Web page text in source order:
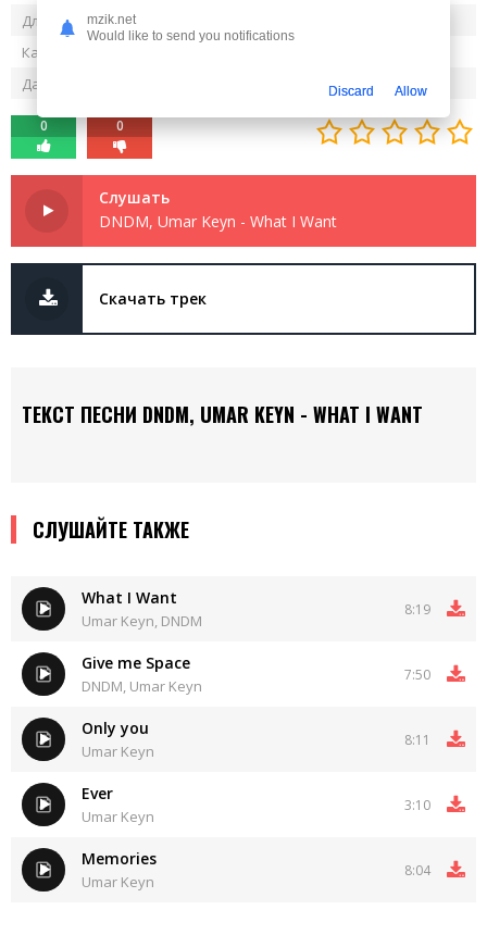
Длительность:
Качество:
Дата релиза:
0 0
Слушать
DNDM, Umar Keyn - What I Want
Скачать трек
ТЕКСТ ПЕСНИ DNDM, UMAR KEYN - WHAT I WANT
СЛУШАЙТЕ ТАКЖЕ
What I Want
Umar Keyn, DNDM
8:19
Give me Space
DNDM, Umar Keyn
7:50
Only you
Umar Keyn
8:11
Ever
Umar Keyn
3:10
Memories
Umar Keyn
8:04
mzik.net
Would like to send you notifications
Discard Allow